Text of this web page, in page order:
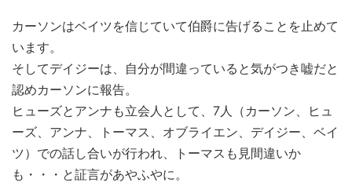
カーソンはベイツを信じていて伯爵に告げることを止めて
います。
そしてデイジーは、自分が間違っていると気がつき嘘だと
認めカーソンに報告。
ヒューズとアンナも立会人として、7人（カーソン、ヒュ
ーズ、アンナ、トーマス、オブライエン、デイジー、ベイ
ツ）での話し合いが行われ、トーマスも見間違いか
も・・・と証言があやふやに。